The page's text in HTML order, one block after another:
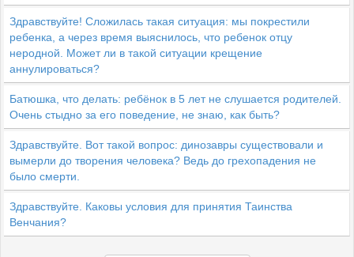
Здравствуйте! Сложилась такая ситуация: мы покрестили
ребенка, а через время выяснилось, что ребенок отцу
неродной. Может ли в такой ситуации крещение
аннулироваться?
Батюшка, что делать: ребёнок в 5 лет не слушается родителей.
Очень стыдно за его поведение, не знаю, как быть?
Здравствуйте. Вот такой вопрос: динозавры существовали и
вымерли до творения человека? Ведь до грехопадения не
было смерти.
Здравствуйте. Каковы условия для принятия Таинства
Венчания?